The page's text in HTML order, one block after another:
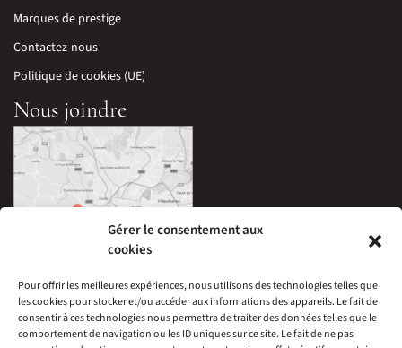
Gérer le consentement aux
cookies
Pour offrir les meilleures expériences, nous utilisons des technologies telles que
les cookies pour stocker et/ou accéder aux informations des appareils. Le fait de
consentir à ces technologies nous permettra de traiter des données telles que le
comportement de navigation ou les ID uniques sur ce site. Le fait de ne pas
Marques de prestige
Contactez-nous
Politique de cookies (UE)
Nous joindre
33 Avenue Edouard Millaud,
69290 Craponne, France